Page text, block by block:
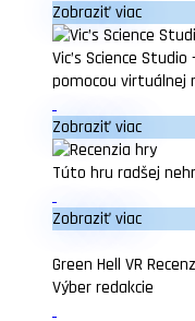
Zobraziť viac
Vic’s Science
pomocou virtuálnej
Zobraziť viac
Túto hru radšej
Zobraziť viac
Green Hell VR
Výber redakcie